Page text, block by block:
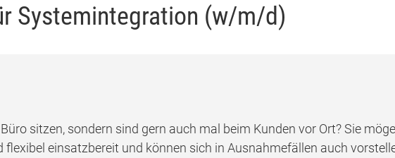
Systemintegration (w/m/d)
sitzen, sondern sind gern auch mal beim Kunden vor Ort? Sie
einsatzbereit und können sich in Ausnahmefällen auch